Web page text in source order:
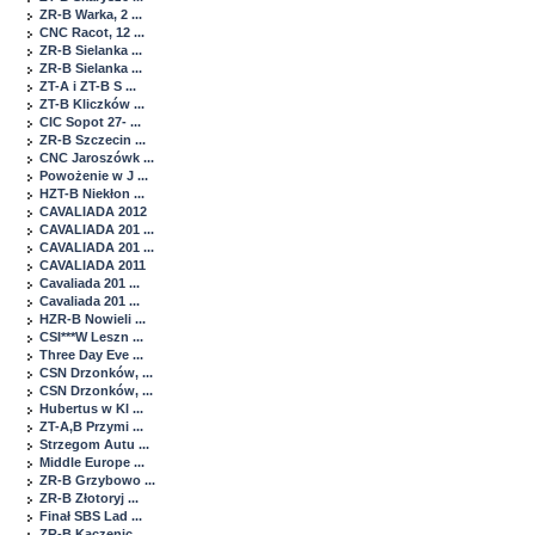
ZR-B Warka, 2 ...
CNC Racot, 12 ...
ZR-B Sielanka ...
ZR-B Sielanka ...
ZT-A i ZT-B S ...
ZT-B Kliczków ...
CIC Sopot 27- ...
ZR-B Szczecin ...
CNC Jaroszówk ...
Powożenie w J ...
HZT-B Niekłon ...
CAVALIADA 2012
CAVALIADA 201 ...
CAVALIADA 201 ...
CAVALIADA 2011
Cavaliada 201 ...
Cavaliada 201 ...
HZR-B Nowieli ...
CSI***W Leszn ...
Three Day Eve ...
CSN Drzonków, ...
CSN Drzonków, ...
Hubertus w Kl ...
ZT-A,B Przymi ...
Strzegom Autu ...
Middle Europe ...
ZR-B Grzybowo ...
ZR-B Złotoryj ...
Finał SBS Lad ...